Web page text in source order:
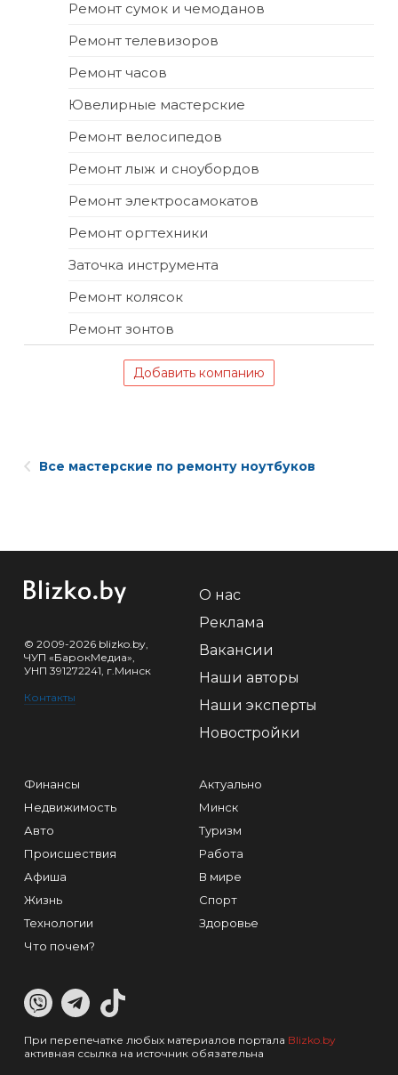
Ремонт сумок и чемоданов
Ремонт телевизоров
Ремонт часов
Ювелирные мастерские
Ремонт велосипедов
Ремонт лыж и сноубордов
Ремонт электросамокатов
Ремонт оргтехники
Заточка инструмента
Ремонт колясок
Ремонт зонтов
Добавить компанию
Все мастерские по ремонту ноутбуков
© 2009-2026 blizko.by,
ЧУП «БарокМедиа»,
УНП 391272241, г.Минск
Контакты
О нас
Реклама
Вакансии
Наши авторы
Наши эксперты
Новостройки
Финансы
Недвижимость
Авто
Происшествия
Афиша
Жизнь
Технологии
Что почем?
Актуально
Минск
Туризм
Работа
В мире
Спорт
Здоровье
При перепечатке любых материалов портала Blizko.by
активная ссылка на источник обязательна